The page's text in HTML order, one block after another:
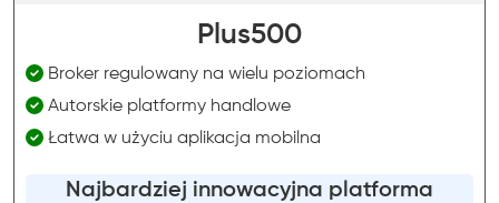
Plus500
Broker regulowany na wielu poziomach
Autorskie platformy handlowe
Łatwa w użyciu aplikacja mobilna
Najbardziej innowacyjna platforma